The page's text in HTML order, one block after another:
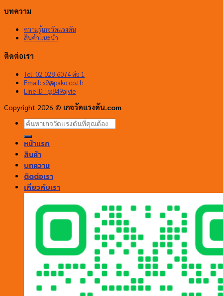
บทความ
ความรู้เกจวัดแรงดัน
สินค้าแนะนำ
ติดต่อเรา
Tel: 02-028-6074 ต่อ 1
Email: s9@pako.co.th
Line ID : @849ajvie
Copyright 2026 © เกจวัดแรงดัน.com
ค้นหา:
หน้าแรก
สินค้า
บทความ
ติดต่อเรา
เกี่ยวกับเรา